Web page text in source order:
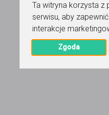
Ta witryna korzysta z
serwisu, aby
interakcje
Zgoda